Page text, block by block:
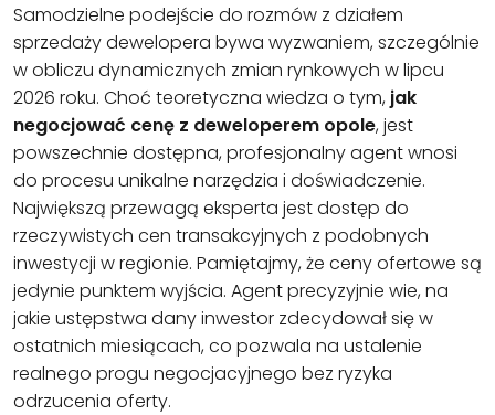
Samodzielne podejście do rozmów z działem
sprzedaży dewelopera bywa wyzwaniem, szczególnie
w obliczu dynamicznych zmian rynkowych w lipcu
2026 roku. Choć teoretyczna wiedza o tym, jak
negocjować cenę z deweloperem opole, jest
powszechnie dostępna, profesjonalny agent wnosi
do procesu unikalne narzędzia i doświadczenie.
Największą przewagą eksperta jest dostęp do
rzeczywistych cen transakcyjnych z podobnych
inwestycji w regionie. Pamiętajmy, że ceny ofertowe są
jedynie punktem wyjścia. Agent precyzyjnie wie, na
jakie ustępstwa dany inwestor zdecydował się w
ostatnich miesiącach, co pozwala na ustalenie
realnego progu negocjacyjnego bez ryzyka
odrzucenia oferty.